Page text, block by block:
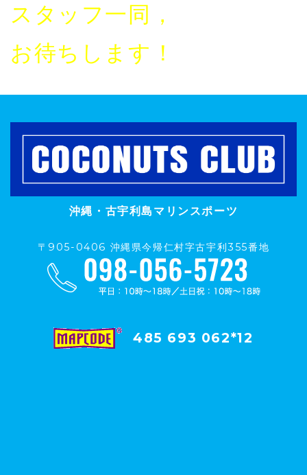
スタッフ一同，
お待ちします！
沖縄・古宇利島マリンスポーツ
〒905-0406 沖縄県今帰仁村字古宇利355番地
485 693 062*12